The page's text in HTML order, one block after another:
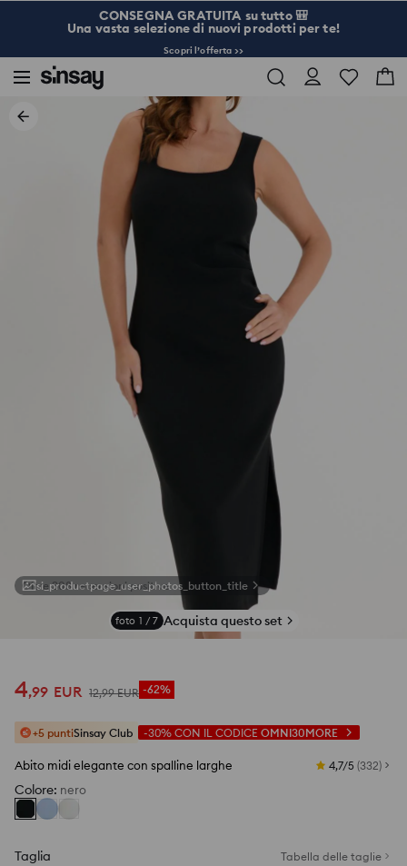
CONSEGNA GRATUITA su tutto 🎒
Una vasta selezione di nuovi prodotti per te!
Scopri l’offerta >>
si_productpage_user_photos_button_title
foto 1 / 7 Acquista questo set
4,99 EUR 12,99 EUR -62%
+5 puntiSinsay Club -30% CON IL CODICE OMNI30MORE
Abito midi elegante con spalline larghe 4,7/5 (332)
Colore: nero
Taglia Tabella delle taglie